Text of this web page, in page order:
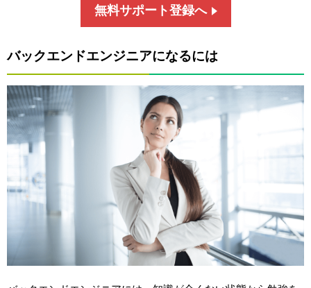
無料サポート登録へ
バックエンドエンジニアになるには